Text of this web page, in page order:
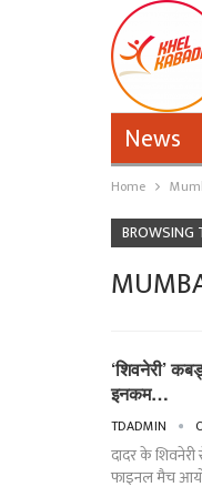
News
Home
BROWSING
‘शिवनेरी’
इनकम…
TDADMIN
दादर के
फाइनल मैच